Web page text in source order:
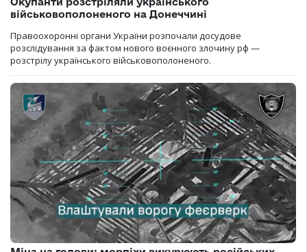
військовополоненого на Донеччині
Правоохоронні органи України розпочали досудове
розслідування за фактом нового воєнного злочину рф —
розстрілу українського військовополоненого.